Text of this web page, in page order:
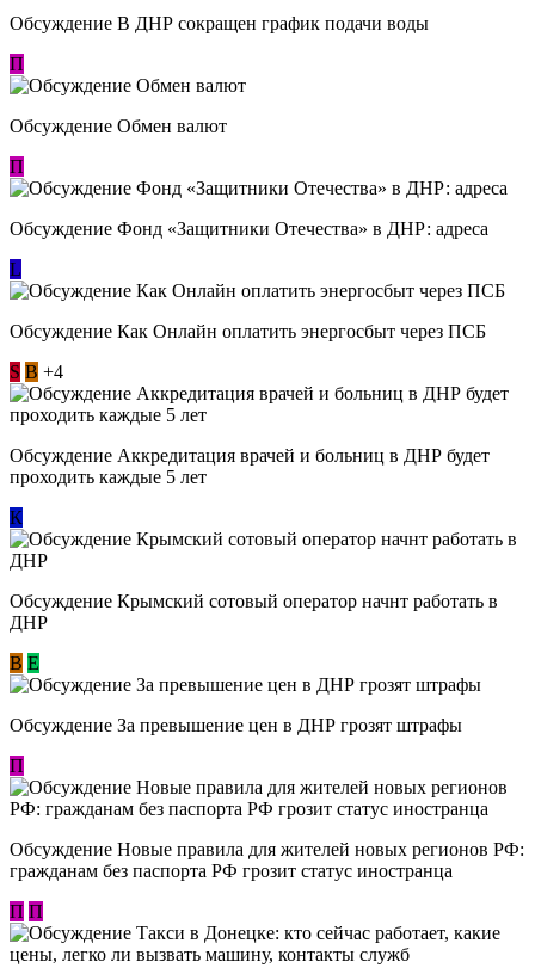
Обсуждение В ДНР сокращен график подачи воды
П
Обсуждение Обмен валют
П
Обсуждение Фонд «Защитники Отечества» в ДНР: адреса
L
Обсуждение ​Как Онлайн оплатить энергосбыт через ПСБ
S В +4
Обсуждение Аккредитация врачей и больниц в ДНР будет
проходить каждые 5 лет
К
Обсуждение Крымский сотовый оператор начнт работать в
ДНР
В E
Обсуждение За превышение цен в ДНР грозят штрафы
П
Обсуждение Новые правила для жителей новых регионов РФ:
гражданам без паспорта РФ грозит статус иностранца
П П